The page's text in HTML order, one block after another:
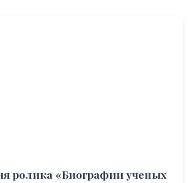
ролика «Биографии ученых